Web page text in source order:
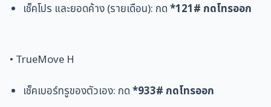
เช็คโปร และยอดค้าง (รายเดือน): กด*121# กดโทรออก
• TrueMove H
เช็คเบอร์ทรูของตัวเอง: กด*933# กดโทรออก